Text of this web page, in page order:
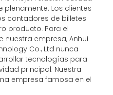
Los clientes
contadores de billetes
producto. Para el
nuestra empresa, Anhui
Co., Ltd nunca
tecnologías para
principal. Nuestra
empresa famosa en el